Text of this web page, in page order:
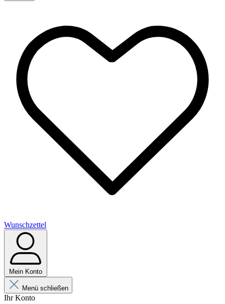
Wunschzettel
Mein Konto
Menü schließen
Ihr Konto